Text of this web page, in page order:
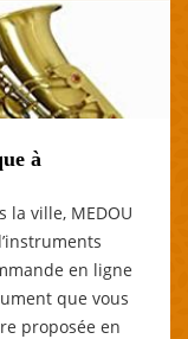
à
ville, MEDOU
en ligne
que vous
proposée en